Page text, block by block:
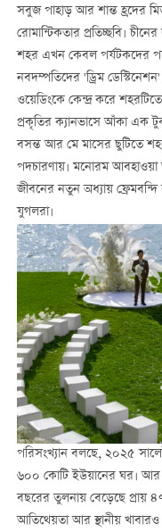
সবুজ পাহাড় আর শান্ত হ্রদের
রোমান্টিকতার প্রতিচ্ছবি।
শহর এখন কেবল পর্যটকদের
নবদম্পতিদের 'ড্রিম
ওয়েডিংকে কেন্দ্র করে
প্রকৃতির ক্যানভাসে আঁকা এক
বসন্ত আর মে মাসের ছুটিতে
পদচারণায়। মনোরম আবহাওয়া
জীবনের নতুন অধ্যায়
যুগলরা।
পরিসংখ্যান বলছে, ২০২৫
৬০০ কোটি ইউয়ানের ঘর। আর
বছরের তুলনায় বেড়েছে প্রায়
আতিথেয়তা আর স্থানীয়